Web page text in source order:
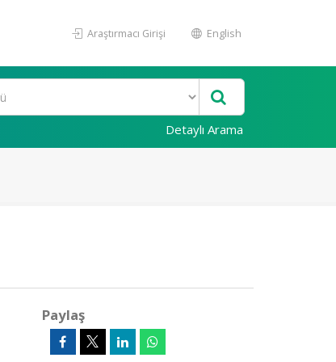
Araştırmacı Girişi English
Detaylı Arama
Paylaş